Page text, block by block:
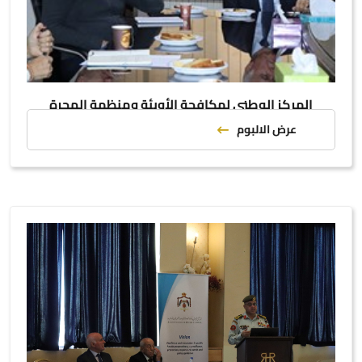
المركز الوطني لمكافحة الأوبئة ومنظمة الهجرة
الدولية يبحثان سبل التعاون المشترك
عرض الالبوم